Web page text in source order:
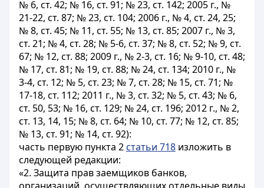
№ 6, ст. 42; № 16, ст. 91; № 23, ст. 142; 2005 г., №
21-22, ст. 87; № 23, ст. 104; 2006 г., № 4, ст. 24, 25;
№ 8, ст. 45; № 11, ст. 55; № 13, ст. 85; 2007 г., № 3,
ст. 21; № 4, ст. 28; № 5-6, ст. 37; № 8, ст. 52; № 9, ст.
67; № 12, ст. 88; 2009 г., № 2-3, ст. 16; № 9-10, ст. 48;
№ 17, ст. 81; № 19, ст. 88; № 24, ст. 134; 2010 г., №
3-4, ст. 12; № 5, ст. 23; № 7, ст. 28; № 15, ст. 71; №
17-18, ст. 112; 2011 г., № 3, ст. 32; № 5, ст. 43; № 6,
ст. 50, 53; № 16, ст. 129; № 24, ст. 196; 2012 г., № 2,
ст. 13, 14, 15; № 8, ст. 64; № 10, ст. 77; № 12, ст. 85;
№ 13, ст. 91; № 14, ст. 92):
часть первую пункта 2 статьи 718 изложить в
следующей редакции:
«2. Защита прав заемщиков банков,